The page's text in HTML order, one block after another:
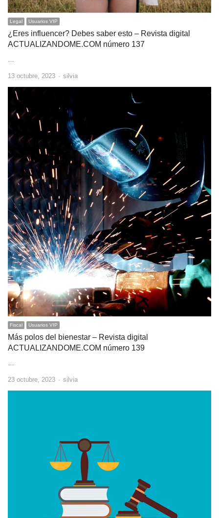
Legal Usuarios VIP
¿Eres influencer? Debes saber esto – Revista digital
ACTUALIZANDOME.COM número 137
13 octubre, 2023 Author
silvia
Fiscal Usuarios VIP
Más polos del bienestar – Revista digital
ACTUALIZANDOME.COM número 139
23 octubre, 2023 Author
silvia